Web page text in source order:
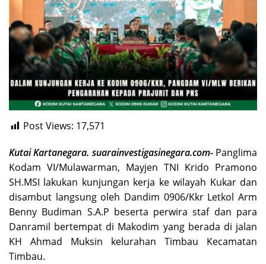
Post Views: 17,571
Kutai Kartanegara. suarainvestigasinegara.com- Panglima
Kodam VI/Mulawarman, Mayjen TNI Krido Pramono
SH.MSI lakukan kunjungan kerja ke wilayah Kukar dan
disambut langsung oleh Dandim 0906/Kkr Letkol Arm
Benny Budiman S.A.P beserta perwira staf dan para
Danramil bertempat di Makodim yang berada di jalan
KH Ahmad Muksin kelurahan Timbau Kecamatan
Timbau.